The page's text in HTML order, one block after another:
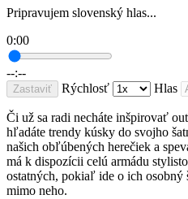
Pripravujem slovenský hlas...
0:00
--:--
Zastaviť Rýchlosť Hlas
Či už sa radi necháte inšpirovať
hľadáte trendy kúsky do svojho
našich obľúbených herečiek a
má k dispozícii celú armádu
ostatných, pokiaľ ide o ich osobný
mimo neho.